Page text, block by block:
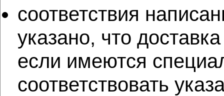
соответствия
указано, что
если имеются
соответствовать